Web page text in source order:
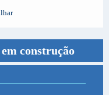
construção